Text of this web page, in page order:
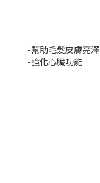
-幫助毛髮皮膚亮澤
-強化心臟功能